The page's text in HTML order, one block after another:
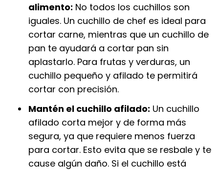
alimento: No todos los cuchillos son
iguales. Un cuchillo de chef es ideal para
cortar carne, mientras que un cuchillo de
pan te ayudará a cortar pan sin
aplastarlo. Para frutas y verduras, un
cuchillo pequeño y afilado te permitirá
cortar con precisión.
Mantén el cuchillo afilado: Un cuchillo
afilado corta mejor y de forma más
segura, ya que requiere menos fuerza
para cortar. Esto evita que se resbale y te
cause algún daño. Si el cuchillo está